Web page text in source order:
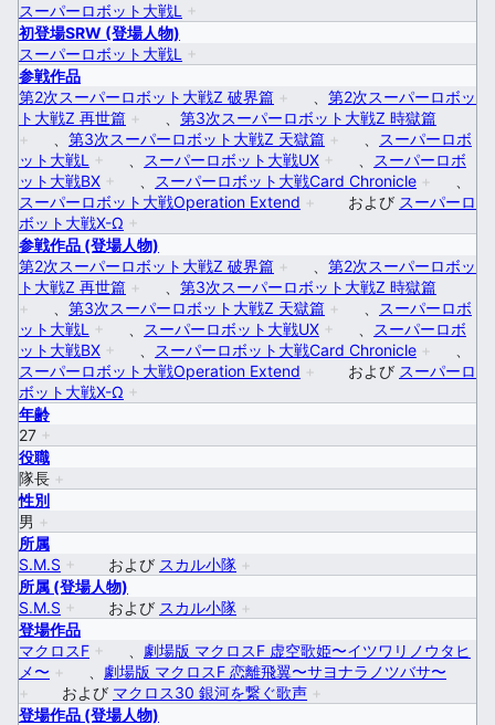
スーパーロボット大戦L
+
初登場SRW (登場人物)
スーパーロボット大戦L
+
参戦作品
第2次スーパーロボット大戦Z 破界篇 +
第2次スーパーロボッ
ト大戦Z 再世篇 +
第3次スーパーロボット大戦Z 時獄篇
+
第3次スーパーロボット大戦Z 天獄篇 +
スーパーロボ
ット大戦L
+ スーパーロボット大戦UX +
スーパーロボ
ット大戦BX + スーパーロボット大戦Card Chronicle +
スーパーロボット大戦Operation Extend + および スーパーロ
ボット大戦X-Ω +
参戦作品 (登場人物)
第2次スーパーロボット大戦Z 破界篇 +
第2次スーパーロボッ
ト大戦Z 再世篇 +
第3次スーパーロボット大戦Z 時獄篇
+
第3次スーパーロボット大戦Z 天獄篇 +
スーパーロボ
ット大戦L
+ スーパーロボット大戦UX +
スーパーロボ
ット大戦BX + スーパーロボット大戦Card Chronicle +
スーパーロボット大戦Operation Extend + および スーパーロ
ボット大戦X-Ω +
年齢
27 +
役職
隊長 +
性別
男 +
所属
S.M.S + および スカル小隊 +
所属 (登場人物)
S.M.S + および スカル小隊 +
登場作品
マクロスF +
劇場版 マクロスF 虚空歌姫〜イツワリノウタヒ
メ〜 +
劇場版 マクロスF 恋離飛翼〜サヨナラノツバサ〜
+
および マクロス30 銀河を繋ぐ歌声 +
登場作品 (登場人物)